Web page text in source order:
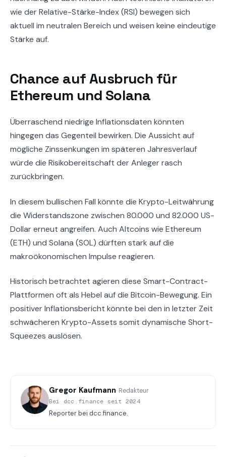
wie der Relative-Stärke-Index (RSI) bewegen sich
aktuell im neutralen Bereich und weisen keine eindeutige
Stärke auf.
Chance auf Ausbruch für
Ethereum und Solana
Überraschend niedrige Inflationsdaten könnten
hingegen das Gegenteil bewirken. Die Aussicht auf
mögliche Zinssenkungen im späteren Jahresverlauf
würde die Risikobereitschaft der Anleger rasch
zurückbringen.
In diesem bullischen Fall könnte die Krypto-Leitwährung
die Widerstandszone zwischen 80.000 und 82.000 US-
Dollar erneut angreifen. Auch Altcoins wie Ethereum
(ETH) und Solana (SOL) dürften stark auf die
makroökonomischen Impulse reagieren.
Historisch betrachtet agieren diese Smart-Contract-
Plattformen oft als Hebel auf die Bitcoin-Bewegung. Ein
positiver Inflationsbericht könnte bei den in letzter Zeit
schwächeren Krypto-Assets somit dynamische Short-
Squeezes auslösen.
Gregor Kaufmann· Redakteur
Bei dcc.finance seit 2024
Reporter bei dcc.finance.